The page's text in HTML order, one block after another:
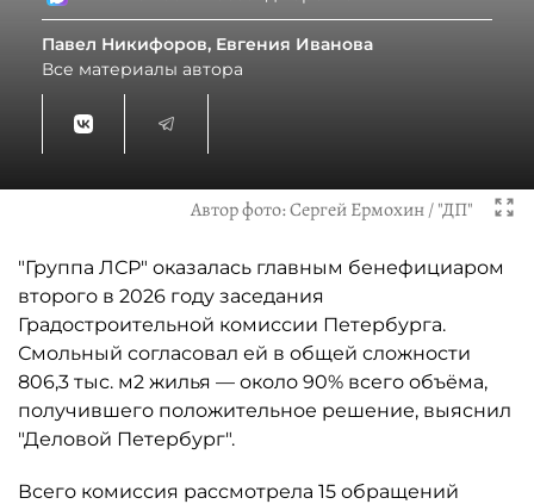
Павел Никифоров, Евгения Иванова
Все материалы автора
Автор фото:Сергей Ермохин / "ДП"
"Группа ЛСР" оказалась главным бенефициаром
второго в 2026 году заседания
Градостроительной комиссии Петербурга.
Смольный согласовал ей в общей сложности
806,3 тыс. м2 жилья — около 90% всего объёма,
получившего положительное решение, выяснил
"Деловой Петербург".
Всего комиссия рассмотрела 15 обращений